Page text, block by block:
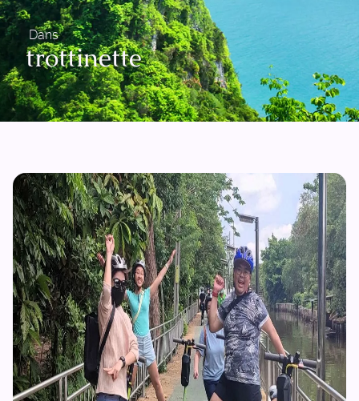
Dans
trottinette